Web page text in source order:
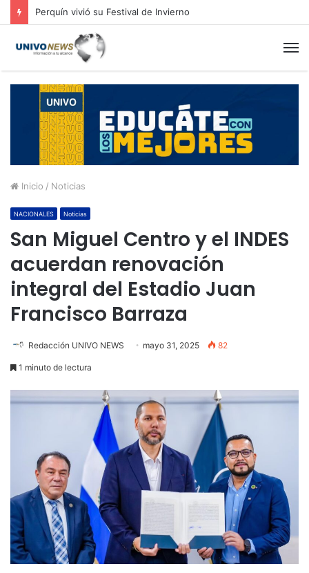
Perquín vivió su Festival de Invierno
Inicio / Noticias
NACIONALES Noticias
San Miguel Centro y el INDES
acuerdan renovación
integral del Estadio Juan
Francisco Barraza
Redacción UNIVO NEWS mayo 31, 2025 82
1 minuto de lectura